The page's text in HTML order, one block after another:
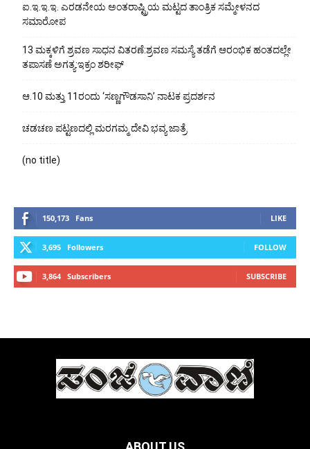
ಐ.ಇ.ಇ.ಇ. ಎರಡನೇಯ ಅಂತರಾಷ್ಟ್ರಿಯ ಮಟ್ಟದ ತಾಂತ್ರಿಕ ಸಮ್ಮೇಳನದ
ಸಮಾರೋಪ
13 ಮಕ್ಕಳಿಗೆ ಶ್ರವಣ ಸಾಧನ ವಿತರಣೆ:ಶ್ರವಣ ಸಮಸ್ಯೆ ತಡೆಗೆ ಆರಂಭಿಕ ಹಂತದಲ್ಲೇ
ತಪಾಸಣೆ ಅಗತ್ಯ:ಇಕ್ರಂ ಶರೀಫ್
ಆ.10 ಮತ್ತು 11ರಂದು ‘ಸಣ್ಣಗೌಡಸಾನಿ’ ನಾಟಕ ಪ್ರದರ್ಶನ
ಚಡಚಣ ಪಟ್ಟಣದಲ್ಲಿ ಮರಗಮ್ಮ ದೇವಿ ಭವ್ಯ ಜಾತ್ರೆ
(no title)
150,173 Fans LIKE
3,695 Followers FOLLOW
3,864 Subscribers SUBSCRIBE